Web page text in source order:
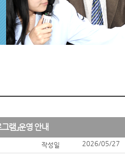
램」운영 안내
작성일 2026/05/27